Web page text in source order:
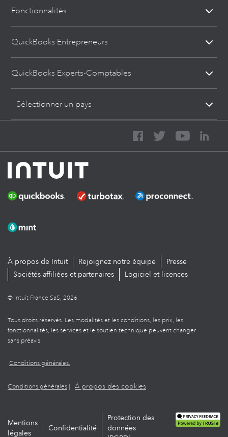
Fonctionnalités
QuickBooks Entrepreneurs
QuickBooks Experts-Comptables
Sélectionner un pays
À propos de Intuit Rejoignez notre équipe
Presse
Sociétés affiliées et partenaires
Logiciel et licences
© Intuit France SaS, 2026.
Tous droits réservés. Les modalités et les conditions, les prix, les
fonctionnalités, les services et le soutien technique peuvent changer
sans préavis.
Conditions générales.
Conditions générales À propos des cookies
Mentions
légales
Confidentialité
Protection des
données